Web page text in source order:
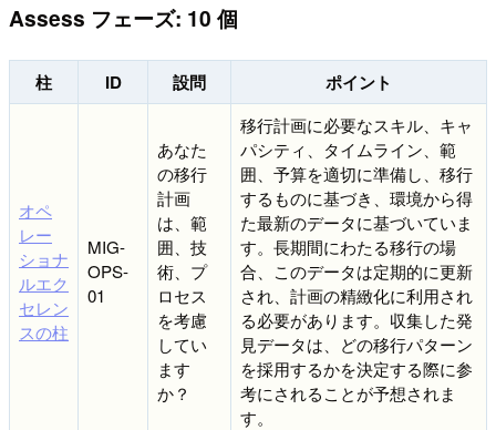
Assess フェーズ: 10 個
柱 ID 設問 ポイント
オペ
レー
ショナ
ルエク
セレン
スの柱
MIG-
OPS-
01
あなた
の移行
計画
は、範
囲、技
術、プ
ロセス
を考慮
してい
ます
か？
移行計画に必要なスキル、キャ
パシティ、タイムライン、範
囲、予算を適切に準備し、移行
するものに基づき、環境から得
た最新のデータに基づいていま
す。長期間にわたる移行の場
合、このデータは定期的に更新
され、計画の精緻化に利用され
る必要があります。収集した発
見データは、どの移行パターン
を採用するかを決定する際に参
考にされることが予想されま
す。